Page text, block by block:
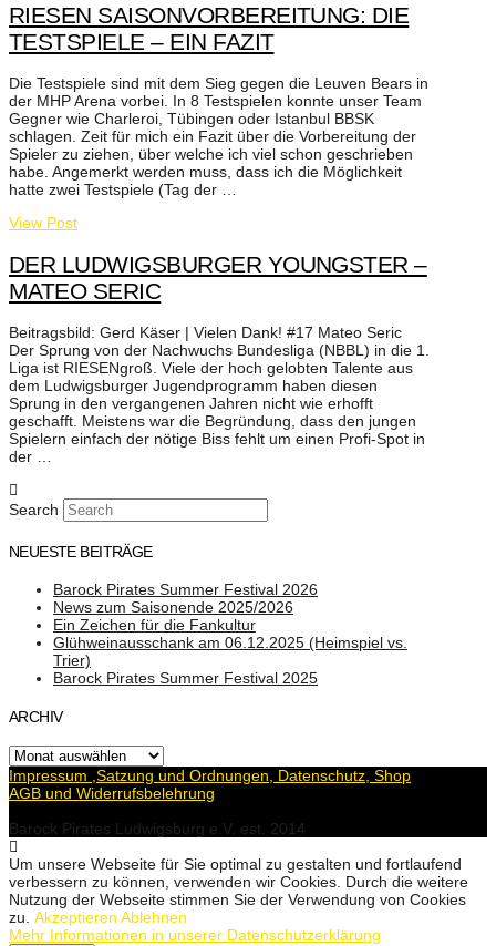
RIESEN SAISONVORBEREITUNG: DIE
TESTSPIELE – EIN FAZIT
Die Testspiele sind mit dem Sieg gegen die Leuven Bears in
der MHP Arena vorbei. In 8 Testspielen konnte unser Team
Gegner wie Charleroi, Tübingen oder Istanbul BBSK
schlagen. Zeit für mich ein Fazit über die Vorbereitung der
Spieler zu ziehen, über welche ich viel schon geschrieben
habe. Angemerkt werden muss, dass ich die Möglichkeit
hatte zwei Testspiele (Tag der …
View Post
DER LUDWIGSBURGER YOUNGSTER –
MATEO SERIC
Beitragsbild: Gerd Käser | Vielen Dank! #17 Mateo Seric
Der Sprung von der Nachwuchs Bundesliga (NBBL) in die 1.
Liga ist RIESENgroß. Viele der hoch gelobten Talente aus
dem Ludwigsburger Jugendprogramm haben diesen
Sprung in den vergangenen Jahren nicht wie erhofft
geschafft. Meistens war die Begründung, dass den jungen
Spielern einfach der nötige Biss fehlt um einen Profi-Spot in
der …
Search
NEUESTE BEITRÄGE
Barock Pirates Summer Festival 2026
News zum Saisonende 2025/2026
Ein Zeichen für die Fankultur
Glühweinausschank am 06.12.2025 (Heimspiel vs.
Trier)
Barock Pirates Summer Festival 2025
ARCHIV
Archiv
Impressum ,Satzung und Ordnungen, Datenschutz, Shop
AGB und Widerrufsbelehrung
Barock Pirates Ludwigsburg e.V. est. 2014
Um unsere Webseite für Sie optimal zu gestalten und fortlaufend
verbessern zu können, verwenden wir Cookies. Durch die weitere
Nutzung der Webseite stimmen Sie der Verwendung von Cookies
zu. Akzeptieren Ablehnen
Mehr Informationen in unserer Datenschutzerklärung